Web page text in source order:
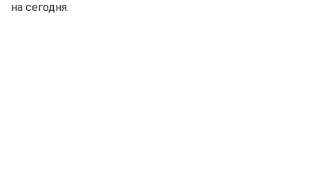
на сегодня.